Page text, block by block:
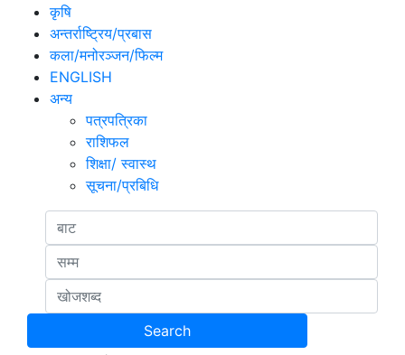
कृषि
अन्तर्राष्ट्रिय/प्रबास
कला/मनोरञ्जन/फिल्म
ENGLISH
अन्य
पत्रपत्रिका
राशिफल
शिक्षा/ स्वास्थ
सूचना/प्रबिधि